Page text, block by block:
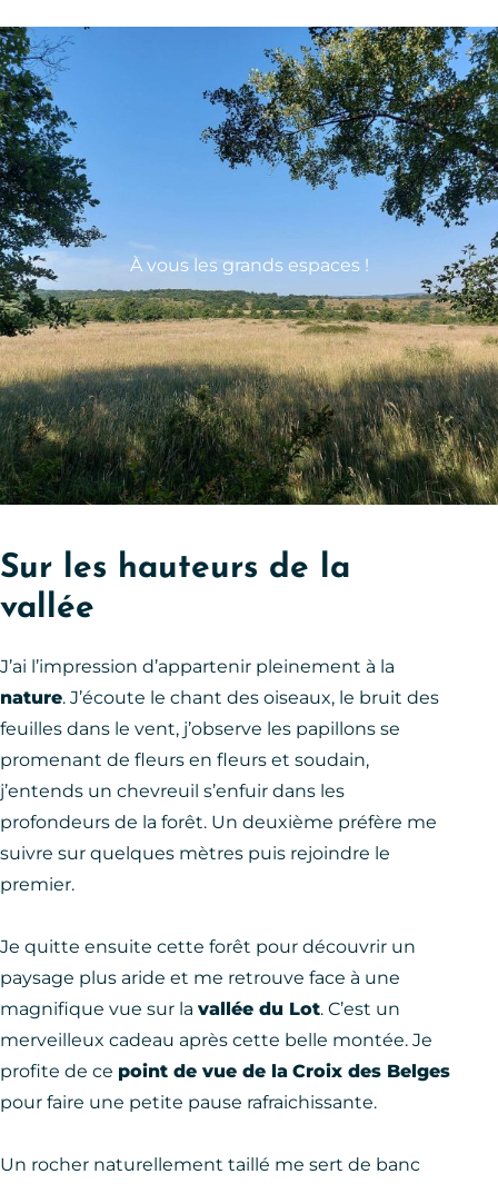
À vous les grands espaces !
Sur les hauteurs de la
vallée
J’ai l’impression d’appartenir pleinement à la
nature. J’écoute le chant des oiseaux, le bruit des
feuilles dans le vent, j’observe les papillons se
promenant de fleurs en fleurs et soudain,
j’entends un chevreuil s’enfuir dans les
profondeurs de la forêt. Un deuxième préfère me
suivre sur quelques mètres puis rejoindre le
premier.
Je quitte ensuite cette forêt pour découvrir un
paysage plus aride et me retrouve face à une
magnifique vue sur la vallée du Lot. C’est un
merveilleux cadeau après cette belle montée. Je
profite de ce point de vue de la Croix des Belges
pour faire une petite pause rafraichissante.
Un rocher naturellement taillé me sert de banc